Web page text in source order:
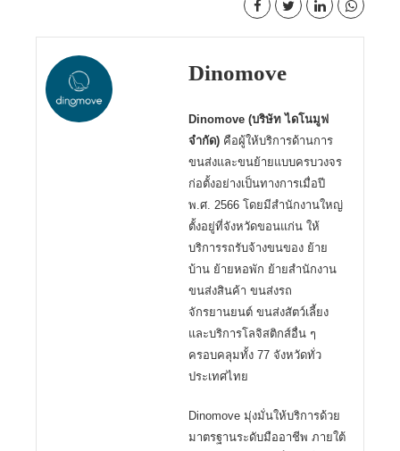
Dinomove
Dinomove (บริษัท ไดโนมูฟ
จำกัด) คือผู้ให้บริการด้านการ
ขนส่งและขนย้ายแบบครบวงจร
ก่อตั้งอย่างเป็นทางการเมื่อปี
พ.ศ. 2566 โดยมีสำนักงานใหญ่
ตั้งอยู่ที่จังหวัดขอนแก่น ให้
บริการรถรับจ้างขนของ ย้าย
บ้าน ย้ายหอพัก ย้ายสำนักงาน
ขนส่งสินค้า ขนส่งรถ
จักรยานยนต์ ขนส่งสัตว์เลี้ยง
และบริการโลจิสติกส์อื่น ๆ
ครอบคลุมทั้ง 77 จังหวัดทั่ว
ประเทศไทย
Dinomove มุ่งมั่นให้บริการด้วย
มาตรฐานระดับมืออาชีพ ภายใต้